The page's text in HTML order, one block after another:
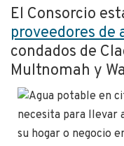
El Consorcio
proveedores de
condados de
Multnomah y